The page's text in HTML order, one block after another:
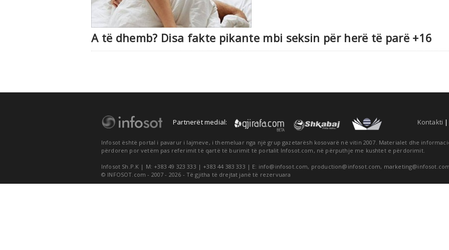
A të dhemb? Disa fakte pikante mbi seksin për herë të parë +16
Partnerët medial: Kontakti
Infosot është portal i pavarur i lajmeve, i themeluar nga një grup gazetarësh kosovarë në vitin 2007. Materialet dhe
përdoren por vetëm pas referimit të qartë të burimit të portalit Infosot.com, në përputhje me kushtet e përdorimit.
Infosot Sh.P.K | M: +383 49 323 333 | +383 44 383 333 | E: info@infosot.com, production@infosot.com,
© INFOSOT.com - 2007 - 2026 - Të gjitha të drejtat janë të rezervuara